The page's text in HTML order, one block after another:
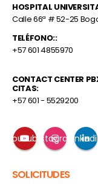
HOSPITAL
Calle 66ª # 52-25
TELÉFONO::
+57 601 4855970
CONTACT CENTER
CITAS:
+57 601 - 5529200
YoutubeInstagramLinkedin
SOLICITUDES